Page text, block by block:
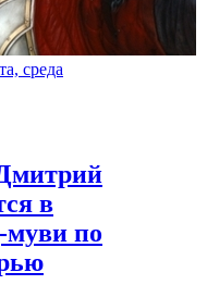
среда
в
муви по